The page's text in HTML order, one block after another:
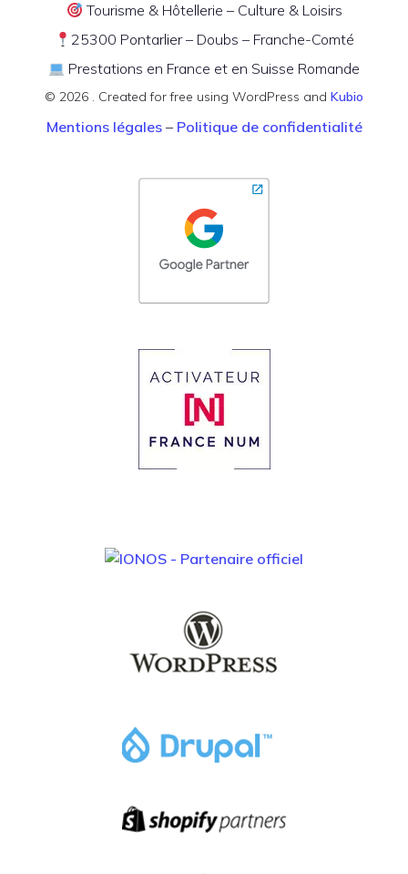
Tourisme & Hôtellerie – Culture & Loisirs
25300 Pontarlier – Doubs – Franche-Comté
Prestations en France et en Suisse Romande
© 2026 . Created for free using WordPress and Kubio
Mentions légales– Politique de confidentialité